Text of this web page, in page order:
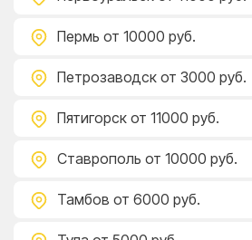
Пермь от 10000 руб.
Петрозаводск от 3000 руб.
Пятигорск от 11000 руб.
Ставрополь от 10000 руб.
Тамбов от 6000 руб.